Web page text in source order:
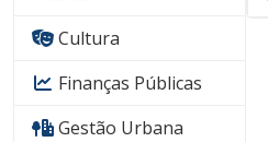
Cultura
Finanças Públicas
Gestão Urbana